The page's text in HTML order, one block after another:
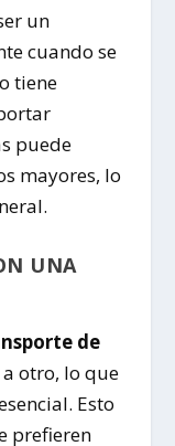
un
cuando se
tiene
puede
mayores, lo
UNA
de
otro, lo que
Esto
prefieren